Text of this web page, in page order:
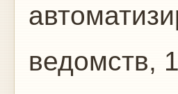
ведомств,